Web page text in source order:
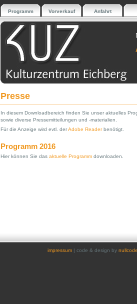
Programm Vorverkauf Anfahrt
Presse
In diesem Downloadbereich finden Sie unser aktuelles
sowie diverse Pressemitteilungen und -materialien.
Für die Anzeige wird evtl. derAdobe Readerbenötigt.
Programm 2016
Hier können Sie das aktuelle Programm downloaden.
impressum | code & design by